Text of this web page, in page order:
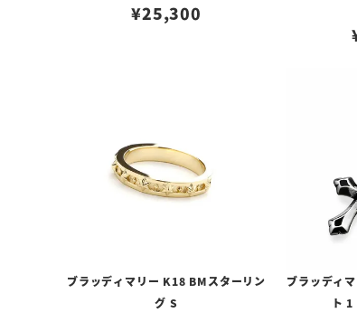
¥25,300
ブラッディマリー K18 BMスターリン
グ S
ブラッディ
ト